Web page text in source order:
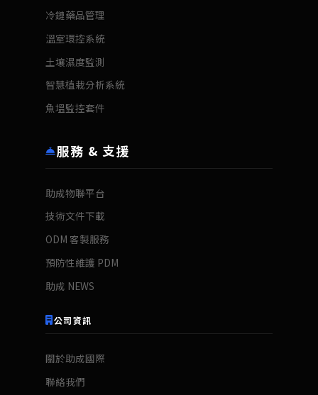
冷鏈藥品管理
溫室環控系統
土壤濕度監測
智慧植栽分析系統
魚塭監控套件
服務 & 支援
助成物聯平台
技術文件下載
ODM 客製服務
預防性維護 PDM
助成 NEWS
公司資訊
關於助成國際
聯絡我們